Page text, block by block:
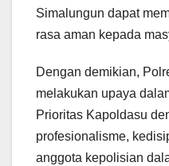
Simalungun dapat
rasa aman kepada
Dengan demikian,
melakukan upaya
Prioritas Kapoldasu
profesionalisme,
anggota kepolisian